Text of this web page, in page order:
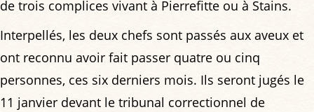
de trois complices vivant à Pierrefitte ou à Stains.
Interpellés, les deux chefs sont passés aux aveux et
ont reconnu avoir fait passer quatre ou cinq
personnes, ces six derniers mois. Ils seront jugés le
11 janvier devant le tribunal correctionnel de